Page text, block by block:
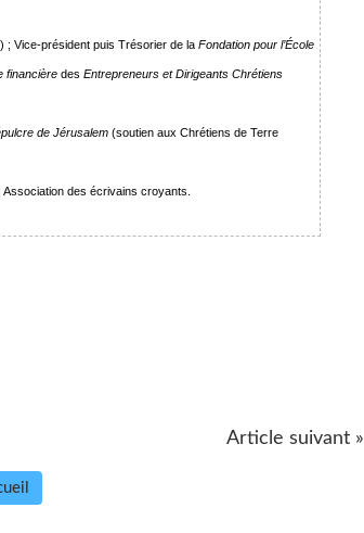
; Vice-président puis Trésorier de la Fondation pour l’École
financière des Entrepreneurs et Dirigeants Chrétiens
de Jérusalem (soutien aux Chrétiens de Terre
des écrivains croyants.
Article suivant »